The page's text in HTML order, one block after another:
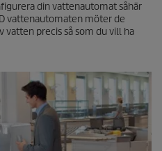
din vattenautomat såhär
vattenautomaten möter de
vatten precis så som du vill ha